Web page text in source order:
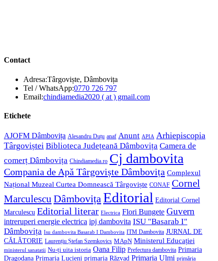
Contact
Adresa:Târgoviște, Dâmbovița
Tel / WhatsApp:0770 726 797Opens
in
Email:chindiamedia2020 ( at ) gmail.comOpens
Etichete
AJOFM Dâmbovița Alesandru Duțu anaf Anunt APIA Arhiepiscopia
Târgoviștei Biblioteca Județeană Dâmbovița Camera de
comerț Dâmbovița Chindiamedia.ro Cj dambovita
Compania de Apă Târgoviște Dâmbovița Complexul
Național Muzeal Curtea Domnească Târgoviște CONAF Cornel
Marculescu DâmbovițaEditorial Editorial Cornel
Marculescu Editorial literar Electrica Flori Bungete Guvern
intreruperi energie electrica ipj dambovita ISU "Basarab I"
Dâmbovița Isu dambovita Basarab I Dambovita ITM Dambovita JURNAL DE
CĂLĂTORIE Laurențiu Ștefan Szemkovics MApN Ministerul Educației
ministerul sanatatii Nu-ți uita istoria Oana Filip Prefectura dambovita Primaria
Dragodana Primaria Lucieni primaria Răzvad Primaria Ulmi primăria